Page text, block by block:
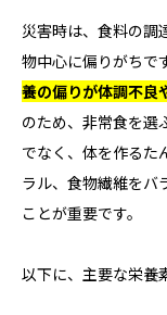
災害時は、食料の調
物中心に偏りがちで
養の偏りが体調不良
のため、非常食を選
でなく、体を作るた
ラル、食物繊維をバ
ことが重要です。
以下に、主要な栄養